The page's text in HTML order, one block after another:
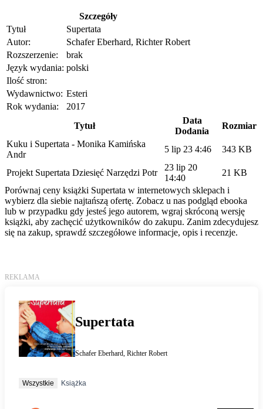
Szczegóły
Tytuł
Supertata
Autor:
Schafer Eberhard, Richter Robert
Rozszerzenie:
brak
Język wydania: polski
Ilość stron:
Wydawnictwo: Esteri
Rok wydania:
2017
Tytuł
Data
Dodania
Rozmiar
Kuku i Supertata - Monika Kamińska
Andr
5 lip 23 4:46 343 KB
Projekt Supertata Dziesięć Narzędzi Potr
23 lip 20
14:40
21 KB
Porównaj ceny książki Supertata w internetowych sklepach i
wybierz dla siebie najtańszą ofertę. Zobacz u nas podgląd ebooka
lub w przypadku gdy jesteś jego autorem, wgraj skróconą wersję
książki, aby zachęcić użytkowników do zakupu. Zanim zdecydujesz
się na zakup, sprawdź szczegółowe informacje, opis i recenzje.